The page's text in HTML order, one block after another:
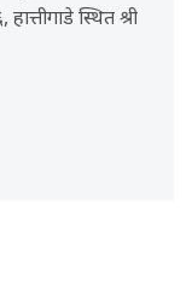
स्थित श्री